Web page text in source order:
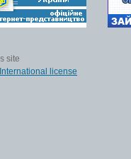
site
license